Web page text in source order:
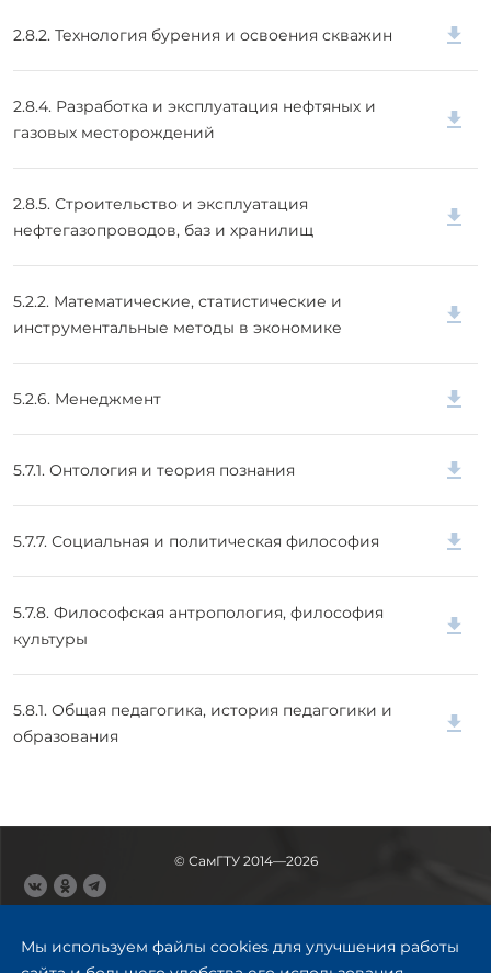
2.8.2. Технология бурения и освоения скважин
2.8.4. Разработка и эксплуатация нефтяных и
газовых месторождений
2.8.5. Строительство и эксплуатация
нефтегазопроводов, баз и хранилищ
5.2.2. Математические, статистические и
инструментальные методы в экономике
5.2.6. Менеджмент
5.7.1. Онтология и теория познания
5.7.7. Социальная и политическая философия
5.7.8. Философская антропология, философия
культуры
5.8.1. Общая педагогика, история педагогики и
образования
Мы используем файлы cookies для улучшения работы
© СамГТУ 2014—2026
443100, Самара
Ул. Молодогвардейская, 244,
главный корпус